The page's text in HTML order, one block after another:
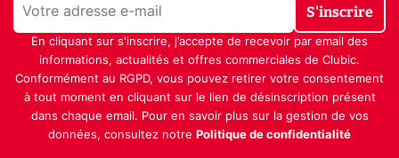
S'inscrire
En cliquant sur s'inscrire, j’accepte de recevoir par email des
informations, actualités et offres commerciales de Clubic.
Conformément au RGPD, vous pouvez retirer votre consentement
à tout moment en cliquant sur le lien de désinscription présent
dans chaque email. Pour en savoir plus sur la gestion de vos
données, consultez notre Politique de confidentialité